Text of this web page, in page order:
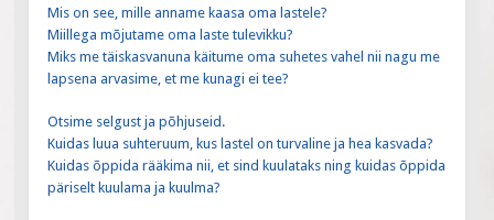
Mis on see, mille anname kaasa oma lastele?
Miillega mõjutame oma laste tulevikku?
Miks me täiskasvanuna käitume oma suhetes vahel nii nagu me
lapsena arvasime, et me kunagi ei tee?
Otsime selgust ja põhjuseid.
Kuidas luua suhteruum, kus lastel on turvaline ja hea kasvada?
Kuidas õppida rääkima nii, et sind kuulataks ning kuidas õppida
päriselt kuulama ja kuulma?